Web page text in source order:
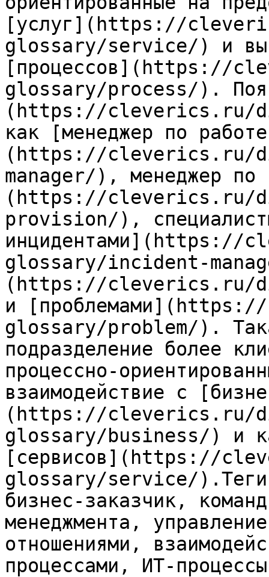
[услуг](https://
glossary/service/) и
[процессов](https://
glossary/process/).
(https://cleverics.ru/
как [менеджер по
(https://cleverics.ru/
manager/), менеджер по
(https://cleverics.ru/
provision/),
glossary/incident-
(https://cleverics.ru/
и
glossary/problem/).
подразделение более
процессно-
взаимодействие с
(https://cleverics.ru/
glossary/business/) и
[сервисов](https://
glossary/service/
бизнес-заказчик,
менеджмента,
отношениями,
процессами, ИТ-процессы